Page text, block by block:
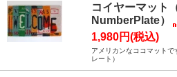
コイヤーマット
NumberPlate）
1,980円(税込)
アメリカンなココマット
レート）